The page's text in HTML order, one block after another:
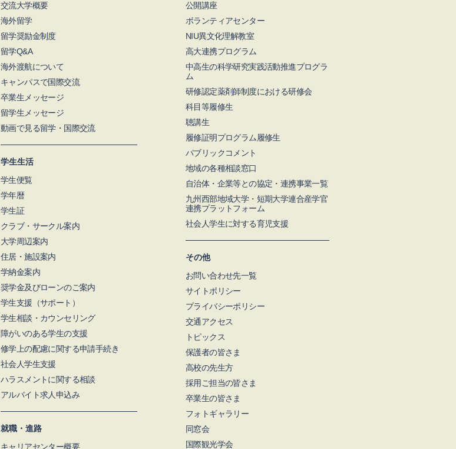
交流大学概要
海外留学
留学奨励金制度
留学Q&A
海外渡航について
キャンパスで国際交流
卒業生メッセージ
留学生メッセージ
動画で見る留学・国際交流
学生生活
学生便覧
学年暦
学生証
クラブ・サークル案内
大学周辺案内
住居・施設案内
学納金案内
奨学金及びローンのご案内
学⽣支援（サポート）
学生相談・カウンセリング
障がいのある学生の支援
修学上の配慮に関する申請手続き
社会人学生支援
ハラスメントに関する相談
アルバイト求人申込み
就職・進路
キャリアセンター概要
公開講座
ボランティアセンター
NIU異文化理解教室
高大連携プログラム
中高生の科学研究実践活動推進プログラ
ム
研修認定薬剤師制度における研修会
科目等履修生
聴講生
履修証明プログラム履修生
パブリックコメント
地域の各種相談窓口
自治体・企業等との協定・連携事業一覧
九州⻄部地域⼤学・短期⼤学連合産学官
連携プラットフォーム
社会人学生に対する育児支援
その他
お問い合わせ先一覧
サイトポリシー
プライバシーポリシー
交通アクセス
トピックス
保護者の皆さま
高校の先生方
採用ご担当の皆さま
卒業生の皆さま
フォトギャラリー
同窓会
国際観光学会